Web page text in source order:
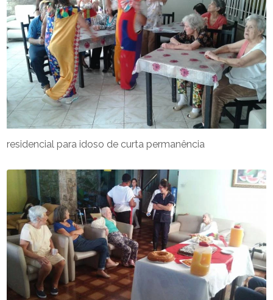
residencial para idoso de curta permanência